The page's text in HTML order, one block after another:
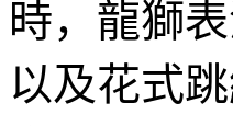
時，龍獅
以及花式